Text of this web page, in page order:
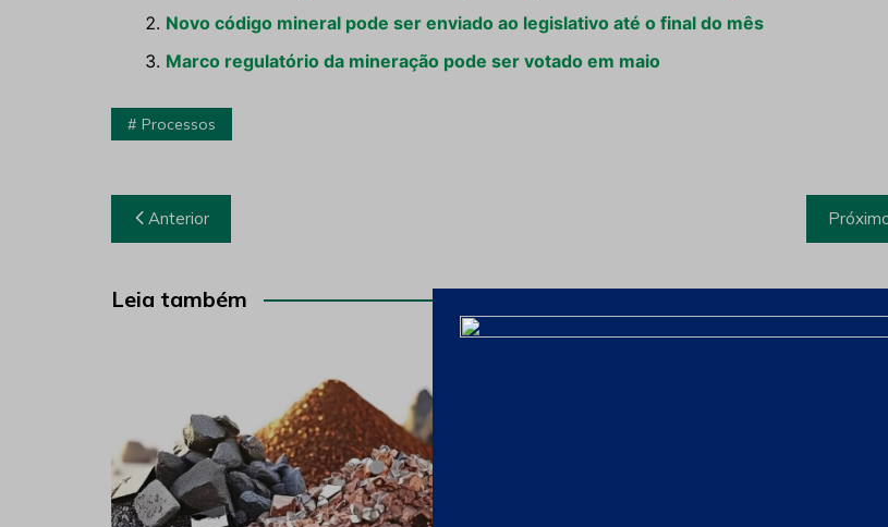
Novo código mineral pode ser enviado ao legislativo até o final do mês
Marco regulatório da mineração pode ser votado em maio
Processos
Navegação
de
Post
Anterior
Leia também